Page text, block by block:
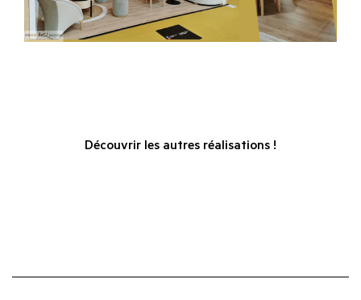
Découvrir les autres réalisations !